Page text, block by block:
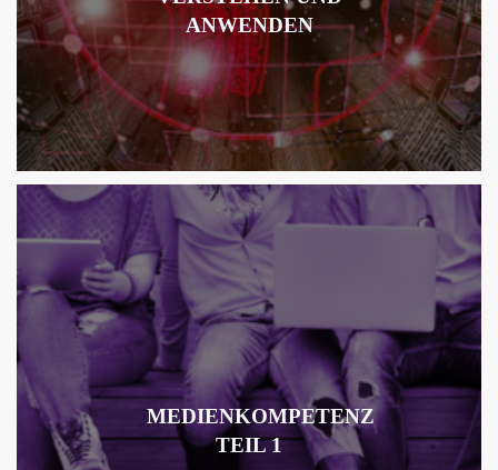
ANWENDEN
MEDIENKOMPETENZ
TEIL 1